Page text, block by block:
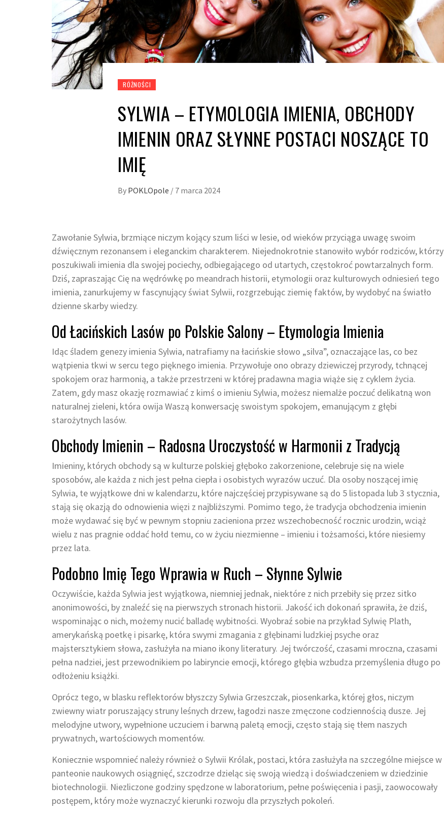
RÓŻNOŚCI
SYLWIA – ETYMOLOGIA IMIENIA, OBCHODY
IMIENIN ORAZ SŁYNNE POSTACI NOSZĄCE TO
IMIĘ
By POKLOpole / 7 marca 2024
Zawołanie Sylwia, brzmiące niczym kojący szum liści w lesie, od wieków przyciąga uwagę swoim
dźwięcznym rezonansem i eleganckim charakterem. Niejednokrotnie stanowiło wybór rodziców, którzy
poszukiwali imienia dla swojej pociechy, odbiegającego od utartych, częstokroć powtarzalnych form.
Dziś, zapraszając Cię na wędrówkę po meandrach historii, etymologii oraz kulturowych odniesień tego
imienia, zanurkujemy w fascynujący świat Sylwii, rozgrzebując ziemię faktów, by wydobyć na światło
dzienne skarby wiedzy.
Od Łacińskich Lasów po Polskie Salony – Etymologia Imienia
Idąc śladem genezy imienia Sylwia, natrafiamy na łacińskie słowo „silva”, oznaczające las, co bez
wątpienia tkwi w sercu tego pięknego imienia. Przywołuje ono obrazy dziewiczej przyrody, tchnącej
spokojem oraz harmonią, a także przestrzeni w której pradawna magia wiąże się z cyklem życia.
Zatem, gdy masz okazję rozmawiać z kimś o imieniu Sylwia, możesz niemalże poczuć delikatną won
naturalnej zieleni, która owija Waszą konwersację swoistym spokojem, emanującym z głębi
starożytnych lasów.
Obchody Imienin – Radosna Uroczystość w Harmonii z Tradycją
Imieniny, których obchody są w kulturze polskiej głęboko zakorzenione, celebruje się na wiele
sposobów, ale każda z nich jest pełna ciepła i osobistych wyrazów uczuć. Dla osoby noszącej imię
Sylwia, te wyjątkowe dni w kalendarzu, które najczęściej przypisywane są do 5 listopada lub 3 stycznia,
stają się okazją do odnowienia więzi z najbliższymi. Pomimo tego, że tradycja obchodzenia imienin
może wydawać się być w pewnym stopniu zacieniona przez wszechobecność rocznic urodzin, wciąż
wielu z nas pragnie oddać hołd temu, co w życiu niezmienne – imieniu i tożsamości, które niesiemy
przez lata.
Podobno Imię Tego Wprawia w Ruch – Słynne Sylwie
Oczywiście, każda Sylwia jest wyjątkowa, niemniej jednak, niektóre z nich przebiły się przez sitko
anonimowości, by znaleźć się na pierwszych stronach historii. Jakość ich dokonań sprawiła, że dziś,
wspominając o nich, możemy nucić balladę wybitności. Wyobraź sobie na przykład Sylwię Plath,
amerykańską poetkę i pisarkę, która swymi zmagania z głębinami ludzkiej psyche oraz
majstersztykiem słowa, zasłużyła na miano ikony literatury. Jej twórczość, czasami mroczna, czasami
pełna nadziei, jest przewodnikiem po labiryncie emocji, którego głębia wzbudza przemyślenia długo po
odłożeniu książki.
Oprócz tego, w blasku reflektorów błyszczy Sylwia Grzeszczak, piosenkarka, której głos, niczym
zwiewny wiatr poruszający struny leśnych drzew, łagodzi nasze zmęczone codziennością dusze. Jej
melodyjne utwory, wypełnione uczuciem i barwną paletą emocji, często stają się tłem naszych
prywatnych, wartościowych momentów.
Koniecznie wspomnieć należy również o Sylwii Królak, postaci, która zasłużyła na szczególne miejsce w
panteonie naukowych osiągnięć, szczodrze dzieląc się swoją wiedzą i doświadczeniem w dziedzinie
biotechnologii. Niezliczone godziny spędzone w laboratorium, pełne poświęcenia i pasji, zaowocowały
postępem, który może wyznaczyć kierunki rozwoju dla przyszłych pokoleń.